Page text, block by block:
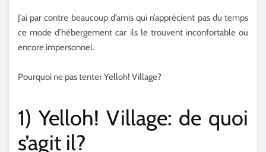
J’ai par contre beaucoup d’amis qui n’apprécient pas du temps
ce mode d’hébergement car ils le trouvent inconfortable ou
encore impersonnel.
Pourquoi ne pas tenter Yelloh! Village?
1) Yelloh! Village: de quoi
s’agit il?